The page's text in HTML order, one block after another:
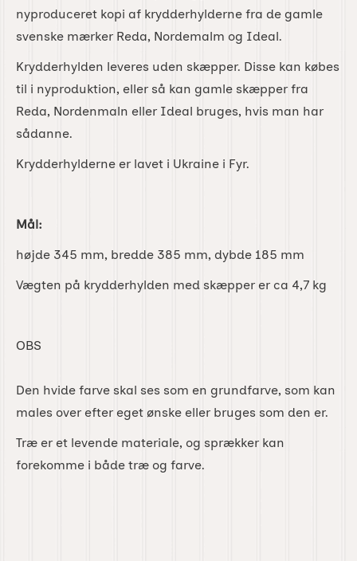
nyproduceret kopi af krydderhylderne fra de gamle
svenske mærker Reda, Nordemalm og Ideal.
Krydderhylden leveres uden skæpper. Disse kan købes
til i nyproduktion, eller så kan gamle skæpper fra
Reda, Nordenmaln eller Ideal bruges, hvis man har
sådanne.
Krydderhylderne er lavet i Ukraine i Fyr.
Mål:
højde 345 mm, bredde 385 mm, dybde 185 mm
Vægten på krydderhylden med skæpper er ca 4,7 kg
OBS
Den hvide farve skal ses som en grundfarve, som kan
males over efter eget ønske eller bruges som den er.
Træ er et levende materiale, og sprækker kan
forekomme i både træ og farve.